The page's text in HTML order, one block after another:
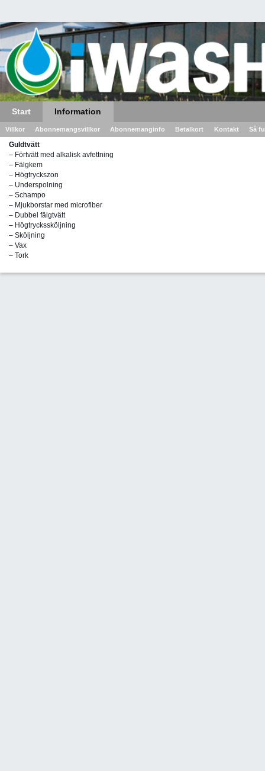
Start Information
Villkor Abonnemangsvillkor Abonnemanginfo Betalkort Kontakt Så
Guldtvätt
– Förtvätt med alkalisk avfettning
– Fälgkem
– Högtryckszon
– Underspolning
– Schampo
– Mjukborstar med microfiber
– Dubbel fälgtvätt
– Högtryckssköljning
– Sköljning
– Vax
– Tork